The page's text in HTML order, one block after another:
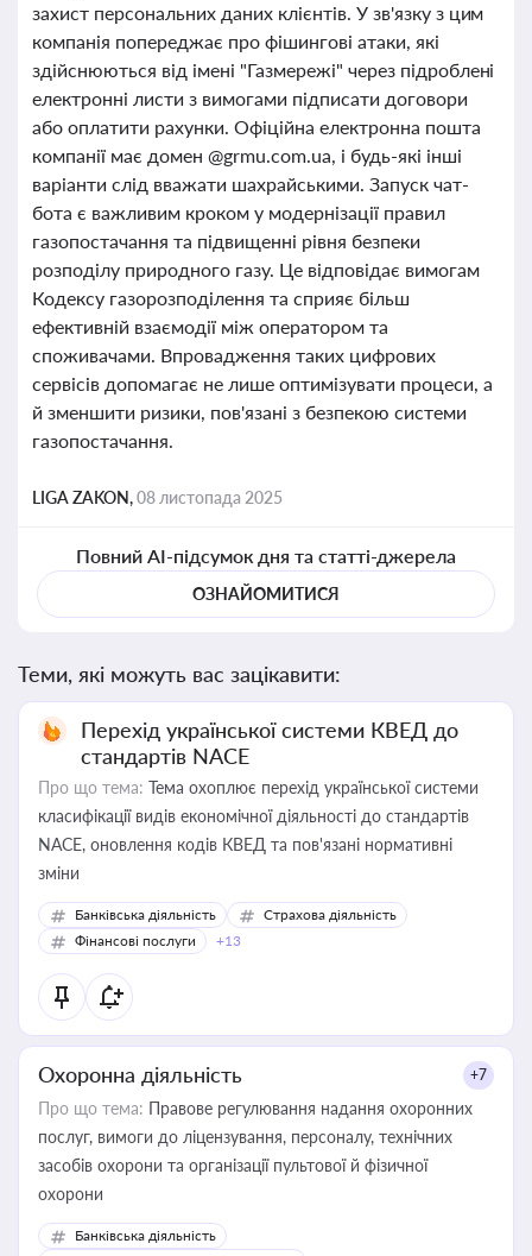
захист персональних даних клієнтів. У зв'язку з цим
компанія попереджає про фішингові атаки, які
здійснюються від імені "Газмережі" через підроблені
електронні листи з вимогами підписати договори
або оплатити рахунки. Офіційна електронна пошта
компанії має домен @grmu.com.ua, і будь-які інші
варіанти слід вважати шахрайськими. Запуск чат-
бота є важливим кроком у модернізації правил
газопостачання та підвищенні рівня безпеки
розподілу природного газу. Це відповідає вимогам
Кодексу газорозподілення та сприяє більш
ефективній взаємодії між оператором та
споживачами. Впровадження таких цифрових
сервісів допомагає не лише оптимізувати процеси, а
й зменшити ризики, пов'язані з безпекою системи
газопостачання.
LIGA ZAKON,08 листопада 2025
Повний AI-підсумок дня та статті-джерела
ОЗНАЙОМИТИСЯ
Теми, які можуть вас зацікавити:
Перехід української системи КВЕД до
стандартів NACE
Про що тема: Тема охоплює перехід української системи
класифікації видів економічної діяльності до стандартів
NACE, оновлення кодів КВЕД та пов'язані нормативні
зміни
Банківська діяльність
Страхова діяльність
Фінансові послуги
+13
Охоронна діяльність +7
Про що тема: Правове регулювання надання охоронних
послуг, вимоги до ліцензування, персоналу, технічних
засобів охорони та організації пультової й фізичної
охорони
Банківська діяльність